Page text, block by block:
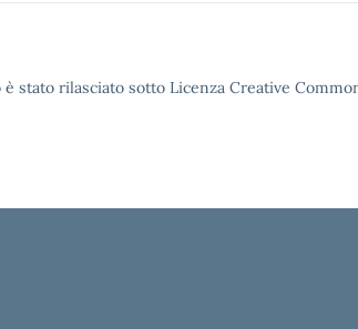
stato rilasciato sotto Licenza Creative